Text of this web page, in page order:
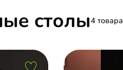
столы4 товара